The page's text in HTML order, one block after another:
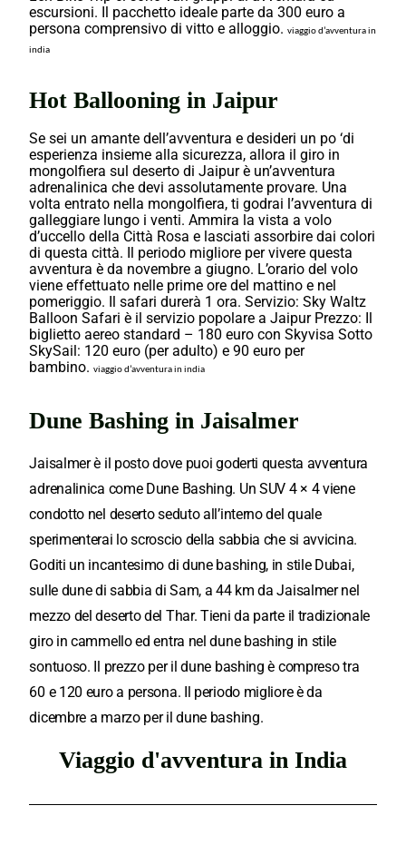
escursioni. Il pacchetto ideale parte da 300 euro a
persona comprensivo di vitto e alloggio.viaggio d’avventura in
india
Hot Ballooning in Jaipur
Se sei un amante dell’avventura e desideri un po ‘di
esperienza insieme alla sicurezza, allora il giro in
mongolfiera sul deserto di Jaipur è un’avventura
adrenalinica che devi assolutamente provare. Una
volta entrato nella mongolfiera, ti godrai l’avventura di
galleggiare lungo i venti. Ammira la vista a volo
d’uccello della Città Rosa e lasciati assorbire dai colori
di questa città. Il periodo migliore per vivere questa
avventura è da novembre a giugno. L’orario del volo
viene effettuato nelle prime ore del mattino e nel
pomeriggio. Il safari durerà 1 ora. Servizio: Sky Waltz
Balloon Safari è il servizio popolare a Jaipur Prezzo: Il
biglietto aereo standard – 180 euro con Skyvisa Sotto
SkySail: 120 euro (per adulto) e 90 euro per
bambino.viaggio d’avventura in india
Dune Bashing in Jaisalmer
Jaisalmer è il posto dove puoi goderti questa avventura
adrenalinica come Dune Bashing. Un SUV 4 × 4 viene
condotto nel deserto seduto all’interno del quale
sperimenterai lo scroscio della sabbia che si avvicina.
Goditi un incantesimo di dune bashing, in stile Dubai,
sulle dune di sabbia di Sam, a 44 km da Jaisalmer nel
mezzo del deserto del Thar. Tieni da parte il tradizionale
giro in cammello ed entra nel dune bashing in stile
sontuoso. Il prezzo per il dune bashing è compreso tra
60 e 120 euro a persona. Il periodo migliore è da
dicembre a marzo per il dune bashing.
Viaggio d'avventura in India